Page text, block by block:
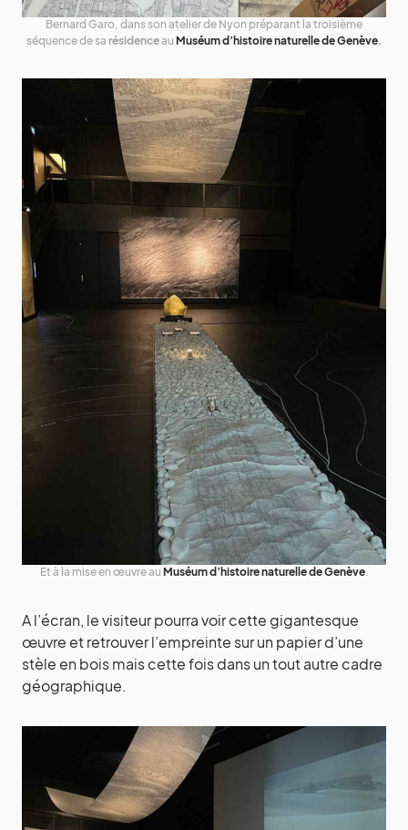
Bernard Garo, dans son atelier de Nyon préparant la troisième
séquence de sa résidenceau Muséum d’histoire naturelle de Genève.
Et à la mise en œuvre au Muséum d’histoire naturelle de Genève.
A l’écran, le visiteur pourra voir cette gigantesque
œuvre et retrouver l’empreinte sur un papier d’une
stèle en bois mais cette fois dans un tout autre cadre
géographique.